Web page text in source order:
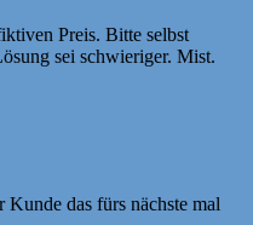
Preis. Bitte selbst
sei schwieriger. Mist.
das fürs nächste mal